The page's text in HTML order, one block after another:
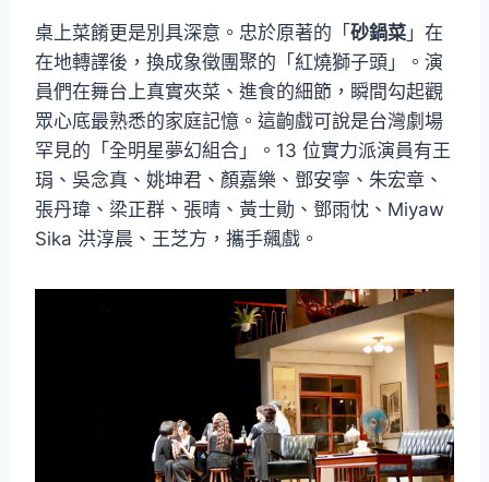
桌上菜餚更是別具深意。忠於原著的「砂鍋菜 」在
在地轉譯後，換成象徵團聚的「紅燒獅子頭」。演
員們在舞台上真實夾菜、進食的細節，瞬間勾起觀
眾心底最熟悉的家庭記憶。這齣戲可說是台灣劇場
罕見的「全明星夢幻組合」。13 位實力派演員有王
琄、吳念真、姚坤君、顏嘉樂、鄧安寧、朱宏章、
張丹瑋、梁正群、張晴、黃士勛、鄧雨忱、Miyaw
Sika 洪淳晨、王芝方，攜手飆戲。